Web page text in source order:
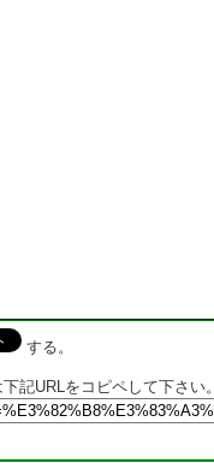
する。
記URLをコピペして下さい。